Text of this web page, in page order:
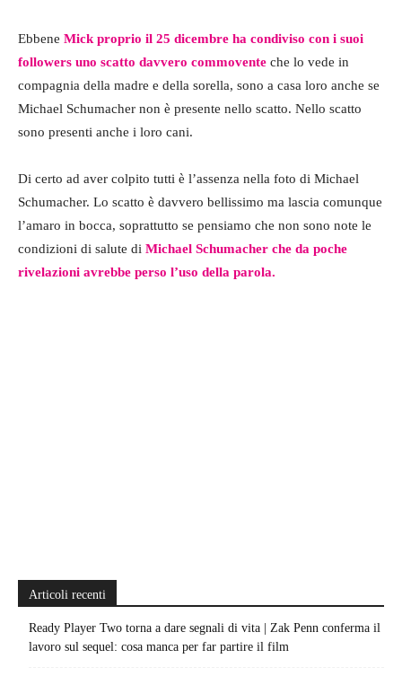
Ebbene Mick proprio il 25 dicembre ha condiviso con i suoi
followers uno scatto davvero commovente che lo vede in
compagnia della madre e della sorella, sono a casa loro anche se
Michael Schumacher non è presente nello scatto. Nello scatto
sono presenti anche i loro cani.
Di certo ad aver colpito tutti è l’assenza nella foto di Michael
Schumacher. Lo scatto è davvero bellissimo ma lascia comunque
l’amaro in bocca, soprattutto se pensiamo che non sono note le
condizioni di salute di Michael Schumacher che da poche
rivelazioni avrebbe perso l’uso della parola.
Articoli recenti
Ready Player Two torna a dare segnali di vita | Zak Penn conferma il
lavoro sul sequel: cosa manca per far partire il film